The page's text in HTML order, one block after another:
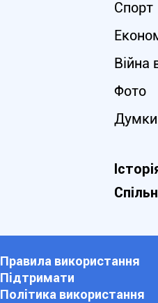
Спорт
Війна
Фото
Думки
Правила використання
Підтримати
Політика використання